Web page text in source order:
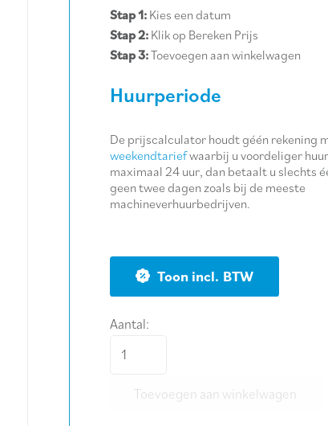
Stap 1:Kies een datum
Stap 2:Klik op Bereken Prijs
Stap 3:Toevoegen aan winkelwagen
Huurperiode
De prijscalculator houdt géén rekening
weekendtariefwaarbij u voordeliger
maximaal 24 uur, dan betaalt u slechts
geen twee dagen zoals bij de meeste
machineverhuurbedrijven.
BTW
Aantal:
Driepoot
mobielToevoegen aan winkelwagen